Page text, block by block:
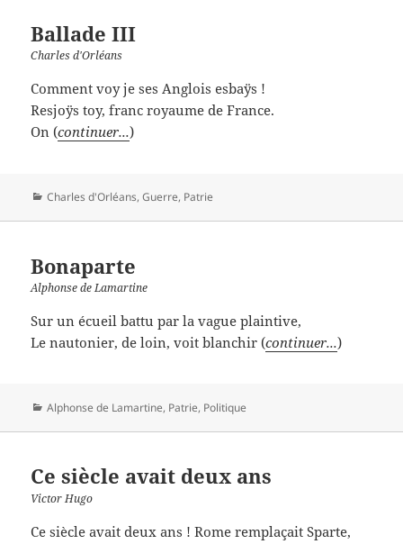
Ballade III
Charles d'Orléans
Comment voy je ses Anglois esbaÿs !
Resjoÿs toy, franc royaume de France.
On (continuer...)
Catégories
Charles d'Orléans,Guerre, Patrie
Bonaparte
Alphonse de Lamartine
Sur un écueil battu par la vague plaintive,
Le nautonier, de loin, voit blanchir (continuer...)
Catégories
Alphonse de Lamartine, Patrie, Politique
Ce siècle avait deux ans
Victor Hugo
Ce siècle avait deux ans ! Rome remplaçait Sparte,